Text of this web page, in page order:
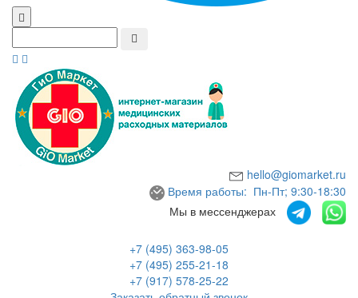
hello@giomarket.ru
Время работы: Пн-Пт; 9:30-18:30
Мы в мессенджерах
+7 (495) 363-98-05
+7 (495) 255-21-18
+7 (917) 578-25-22